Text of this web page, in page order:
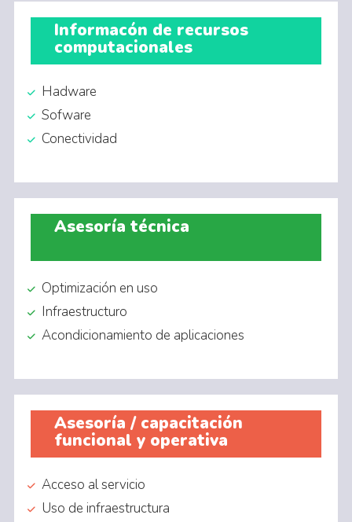
Informacón de recursos
computacionales
Hadware
Sofware
Conectividad
Asesoría técnica
Optimización en uso
Infraestructuro
Acondicionamiento de aplicaciones
Asesoría / capacitación
funcional y operativa
Acceso al servicio
Uso de infraestructura